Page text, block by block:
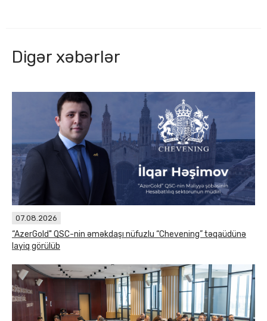
Digər xəbərlər
07.08.2026
“AzerGold" QSC-nin əməkdaşı nüfuzlu “Chevening” təqaüdünə
layiq görülüb